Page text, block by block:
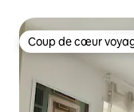
Coup de cœur
Coup de cœur